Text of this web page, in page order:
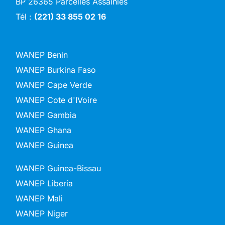
Tél : (221) 33 855 02 16
WANEP Benin
WANEP Burkina Faso
WANEP Cape Verde
WANEP Cote d'IVoire
WANEP Gambia
WANEP Ghana
WANEP Guinea
WANEP Guinea-Bissau
WANEP Liberia
WANEP Mali
WANEP Niger